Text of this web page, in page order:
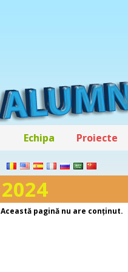
Echipa Proiecte
2024
Această pagină nu are conţinut.